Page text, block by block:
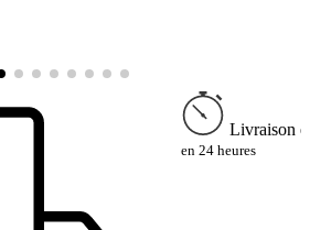
Livraison
en 24 heures